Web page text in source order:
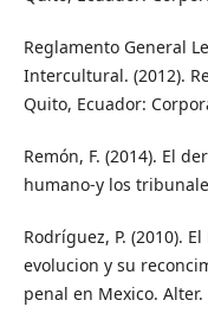
Reglamento General
Intercultural. (2012).
Quito, Ecuador:
Remón, F. (2014). El
humano-y los
Rodríguez, P. (2010).
evolucion y su
penal en Mexico. Alter.